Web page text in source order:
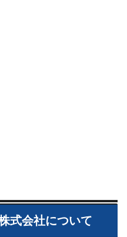
式会社について